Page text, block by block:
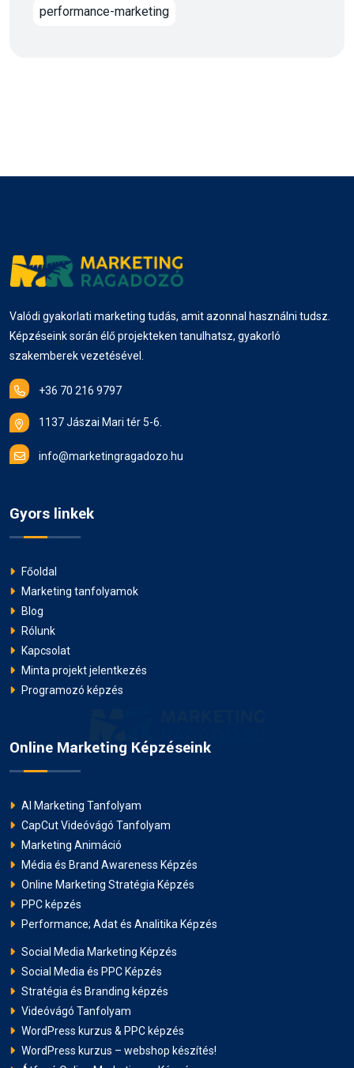
performance-marketing
Valódi gyakorlati marketing tudás, amit azonnal használni tudsz.
Képzéseink során élő projekteken tanulhatsz, gyakorló
szakemberek vezetésével.
+36 70 216 9797
1137 Jászai Mari tér 5-6.
info@marketingragadozo.hu
Gyors linkek
Főoldal
Marketing tanfolyamok
Blog
Rólunk
Kapcsolat
Minta projekt jelentkezés
Programozó képzés
Online Marketing Képzéseink
AI Marketing Tanfolyam
CapCut Videóvágó Tanfolyam
Marketing Animáció
Média és Brand Awareness Képzés
Online Marketing Stratégia Képzés
PPC képzés
Performance; Adat és Analitika Képzés
Social Media Marketing Képzés
Social Media és PPC Képzés
Stratégia és Branding képzés
Videóvágó Tanfolyam
WordPress kurzus & PPC képzés
WordPress kurzus – webshop készítés!